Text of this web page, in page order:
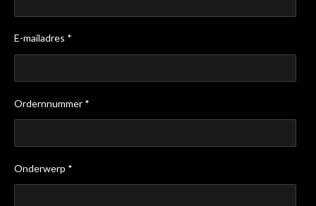
E-mailadres *
Ordernnummer *
Onderwerp *